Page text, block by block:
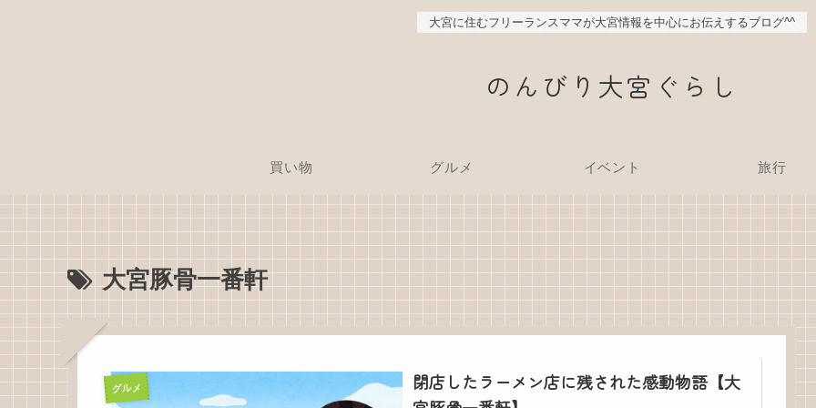
大宮に住むフリーランスママが大宮情報を中心にお伝えするブログ^^
のんびり大宮ぐらし
買い物 グルメ イベント 旅行
大宮豚骨一番軒
グルメ
閉店したラーメン店に残された感動物語【大